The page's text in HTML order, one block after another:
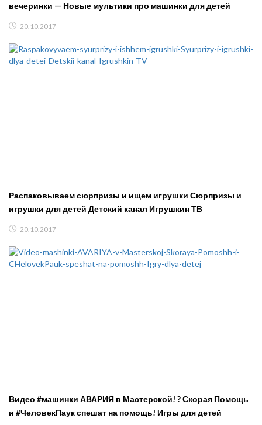
вечеринки — Новые мультики про машинки для детей
20.10.2017
Распаковываем сюрпризы и ищем игрушки Сюрпризы и
игрушки для детей Детский канал Игрушкин ТВ
20.10.2017
Видео #машинки АВАРИЯ в Мастерской! ? Скорая Помощь
и #ЧеловекПаук спешат на помощь! Игры для детей